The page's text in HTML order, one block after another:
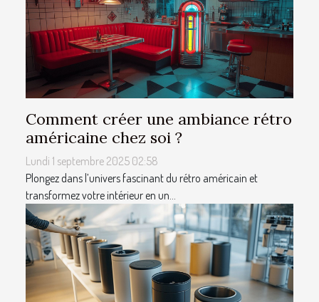
Comment créer une ambiance rétro
américaine chez soi ?
Lundi 1 septembre 2025 02:58
Plongez dans l’univers fascinant du rétro américain et
transformez votre intérieur en un...